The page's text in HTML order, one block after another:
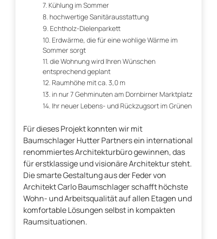
Kühlung im Sommer
hochwertige Sanitärausstattung
Echtholz-Dielenparkett
Erdwärme, die für eine wohlige Wärme im
Sommer sorgt
die Wohnung wird Ihren Wünschen
entsprechend geplant
Raumhöhe mit ca. 3,0 m
in nur 7 Gehminuten am Dornbirner Marktplatz
Ihr neuer Lebens- und Rückzugsort im Grünen
Für dieses Projekt konnten wir mit
Baumschlager Hutter Partners ein international
renommiertes Architekturbüro gewinnen, das
für erstklassige und visionäre Architektur steht.
Die smarte Gestaltung aus der Feder von
Architekt Carlo Baumschlager schafft höchste
Wohn- und Arbeitsqualität auf allen Etagen und
komfortable Lösungen selbst in kompakten
Raumsituationen.